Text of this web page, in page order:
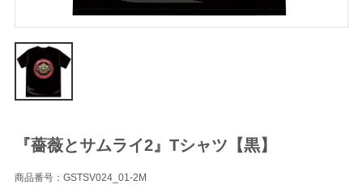
『薔薇とサムライ2』Tシャツ【黒】
商品番号：GSTSV024_01-2M